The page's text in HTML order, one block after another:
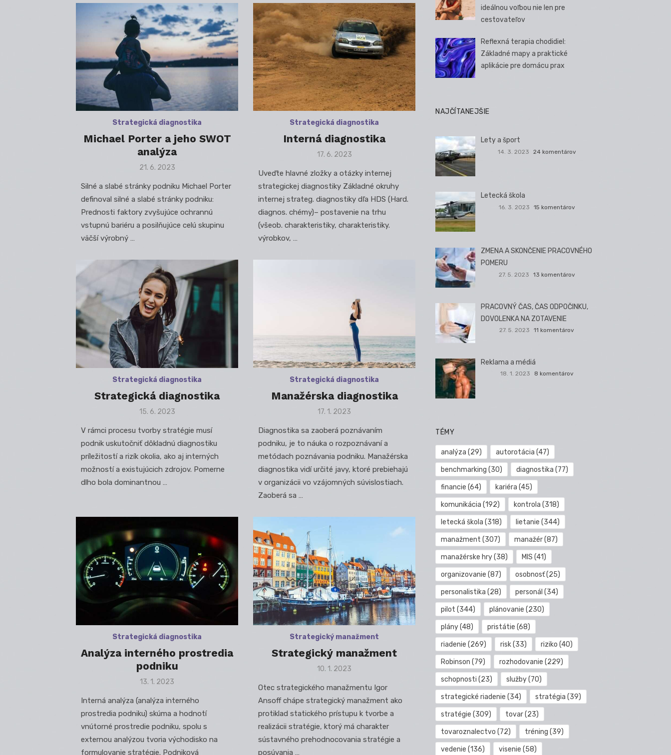
Strategická diagnostika
Michael Porter a jeho SWOT
analýza
Posted
21. 6. 2023
Silné a slabé stránky podniku Michael Porter
definoval silné a slabé stránky podniku:
Prednosti faktory zvyšujúce ochrannú
vstupnú bariéru a posilňujúce celú skupinu
väčší výrobný …
Strategická diagnostika
Interná diagnostika
Posted
17. 6. 2023
Uveďte hlavné zložky a otázky internej
strategickej diagnostiky Základné okruhy
internej strateg. diagnostiky dľa HDS (Hard.
diagnos. chémy)– postavenie na trhu
(všeob. charakteristiky, charakteristiky.
výrobkov, …
Strategická diagnostika
Strategická diagnostika
Posted
15. 6. 2023
V rámci procesu tvorby stratégie musí
podnik uskutočniť dôkladnú diagnostiku
príležitostí a rizík okolia, ako aj interných
možností a existujúcich zdrojov. Pomerne
dlho bola dominantnou …
Strategická diagnostika
Manažérska diagnostika
Posted
17. 1. 2023
Diagnostika sa zaoberá poznávaním
podniku, je to náuka o rozpoznávaní a
metódach poznávania podniku. Manažérska
diagnostika vidí určité javy, ktoré prebiehajú
v organizácii vo vzájomných súvislostiach.
Zaoberá sa …
Strategická diagnostika
Analýza interného prostredia
podniku
Posted
13. 1. 2023
Interná analýza (analýza interného
prostredia podniku) skúma a hodnotí
vnútorné prostredie podniku, spolu s
externou analýzou tvoria východisko na
formulovanie stratégie. Podniková
Strategický manažment
Strategický manažment
Posted
10. 1. 2023
Otec strategického manažmentu Igor
Ansoff chápe strategický manažment ako
protiklad statického prístupu k tvorbe a
realizácii stratégie, ktorý má charakter
sústavného prehodnocovania stratégie a
posúvania …
ideálnou voľbou nie len pre
cestovateľov
Reflexná terapia chodidiel:
Základné mapy a praktické
aplikácie pre domácu prax
NAJČÍTANEJŠIE
Lety a šport
14. 3. 2023 24 komentárov
Letecká škola
16. 3. 2023 15 komentárov
ZMENA A SKONČENIE PRACOVNÉHO
POMERU
27. 5. 2023 13 komentárov
PRACOVNÝ ČAS, ČAS ODPOČINKU,
DOVOLENKA NA ZOTAVENIE
27. 5. 2023 11 komentárov
Reklama a médiá
18. 1. 2023 8 komentárov
TÉMY
analýza (29) autorotácia (47)
benchmarking (30) diagnostika (77)
financie (64) kariéra (45)
komunikácia (192) kontrola (318)
letecká škola (318) lietanie (344)
manažment (307) manažér(87)
manažérske hry(38) MIS (41)
organizovanie (87) osobnosť(25)
personalistika (28) personál (34)
pilot (344) plánovanie (230)
plány(48) pristátie (68)
riadenie (269) risk(33) riziko (40)
Robinson (79) rozhodovanie (229)
schopnosti (23) služby(70)
strategické riadenie (34) stratégia (39)
stratégie (309) tovar(23)
tovaroznalectvo (72) tréning (39)
vedenie (136) visenie (58)